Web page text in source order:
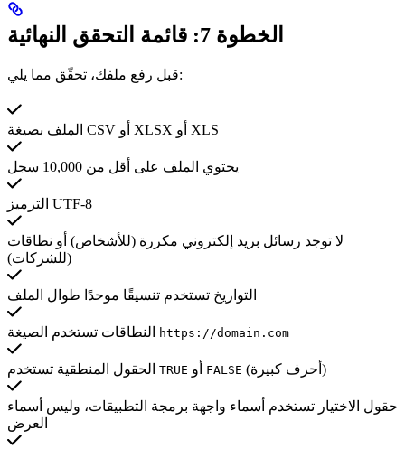
الخطوة 7: قائمة التحقق النهائية
قبل رفع ملفك، تحقّق مما يلي:
الملف بصيغة CSV أو XLSX أو XLS
يحتوي الملف على أقل من 10,000 سجل
الترميز UTF-8
لا توجد رسائل بريد إلكتروني مكررة (للأشخاص) أو نطاقات
(للشركات)
التواريخ تستخدم تنسيقًا موحدًا طوال الملف
https://domain.com
TRUE FALSE (أحرف كبيرة)
حقول الاختيار تستخدم أسماء واجهة برمجة التطبيقات، وليس أسماء
العرض